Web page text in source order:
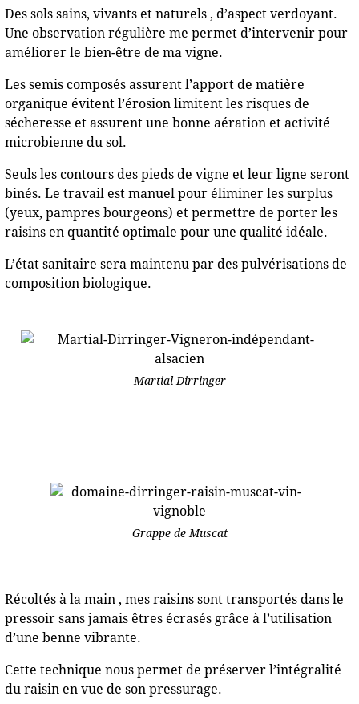
Des sols sains, vivants et naturels , d’aspect verdoyant.
Une observation régulière me permet d’intervenir pour
améliorer le bien-être de ma vigne.
Les semis composés assurent l’apport de matière
organique évitent l’érosion limitent les risques de
sécheresse et assurent une bonne aération et activité
microbienne du sol.
Seuls les contours des pieds de vigne et leur ligne seront
binés. Le travail est manuel pour éliminer les surplus
(yeux, pampres bourgeons) et permettre de porter les
raisins en quantité optimale pour une qualité idéale.
L’état sanitaire sera maintenu par des pulvérisations de
composition biologique.
Martial Dirringer
Grappe de Muscat
Récoltés à la main , mes raisins sont transportés dans le
pressoir sans jamais êtres écrasés grâce à l’utilisation
d’une benne vibrante.
Cette technique nous permet de préserver l’intégralité
du raisin en vue de son pressurage.